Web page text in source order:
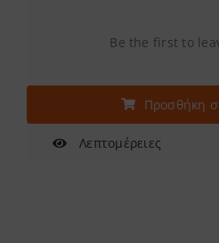
Be the first to
Προσθήκη
Λεπτομέρειες